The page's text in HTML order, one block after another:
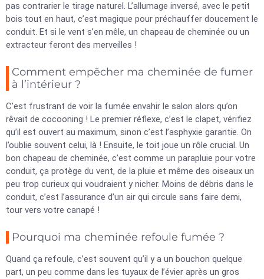
pas contrarier le tirage naturel. L’allumage inversé, avec le petit
bois tout en haut, c’est magique pour préchauffer doucement le
conduit. Et si le vent s’en mêle, un chapeau de cheminée ou un
extracteur feront des merveilles !
Comment empêcher ma cheminée de fumer
à l’intérieur ?
C’est frustrant de voir la fumée envahir le salon alors qu’on
rêvait de cocooning ! Le premier réflexe, c’est le clapet, vérifiez
qu’il est ouvert au maximum, sinon c’est l’asphyxie garantie. On
l’oublie souvent celui, là ! Ensuite, le toit joue un rôle crucial. Un
bon chapeau de cheminée, c’est comme un parapluie pour votre
conduit, ça protège du vent, de la pluie et même des oiseaux un
peu trop curieux qui voudraient y nicher. Moins de débris dans le
conduit, c’est l’assurance d’un air qui circule sans faire demi,
tour vers votre canapé !
Pourquoi ma cheminée refoule fumée ?
Quand ça refoule, c’est souvent qu’il y a un bouchon quelque
part, un peu comme dans les tuyaux de l’évier après un gros